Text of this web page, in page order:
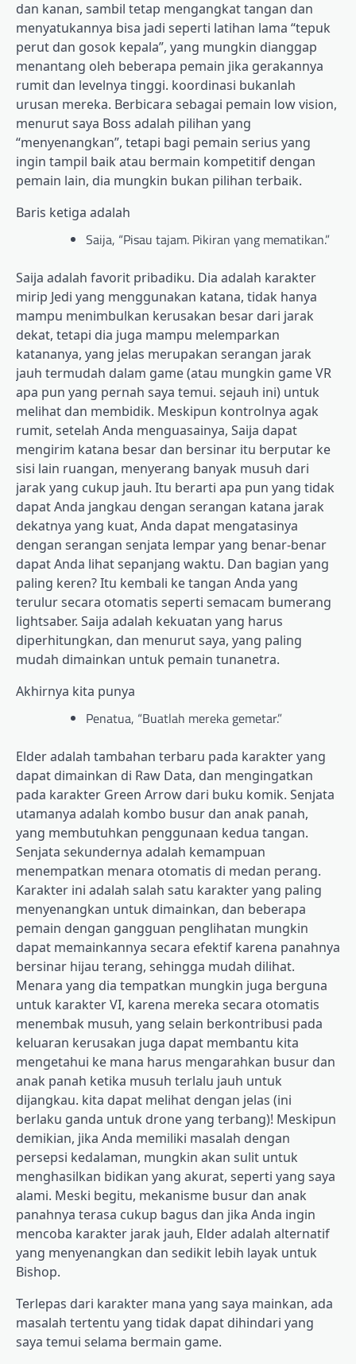
dan kanan, sambil tetap mengangkat tangan dan
menyatukannya bisa jadi seperti latihan lama “tepuk
perut dan gosok kepala”, yang mungkin dianggap
menantang oleh beberapa pemain jika gerakannya
rumit dan levelnya tinggi. koordinasi bukanlah
urusan mereka. Berbicara sebagai pemain low vision,
menurut saya Boss adalah pilihan yang
“menyenangkan”, tetapi bagi pemain serius yang
ingin tampil baik atau bermain kompetitif dengan
pemain lain, dia mungkin bukan pilihan terbaik.
Baris ketiga adalah
Saija, “Pisau tajam. Pikiran yang mematikan.”
Saija adalah favorit pribadiku. Dia adalah karakter
mirip Jedi yang menggunakan katana, tidak hanya
mampu menimbulkan kerusakan besar dari jarak
dekat, tetapi dia juga mampu melemparkan
katananya, yang jelas merupakan serangan jarak
jauh termudah dalam game (atau mungkin game VR
apa pun yang pernah saya temui. sejauh ini) untuk
melihat dan membidik. Meskipun kontrolnya agak
rumit, setelah Anda menguasainya, Saija dapat
mengirim katana besar dan bersinar itu berputar ke
sisi lain ruangan, menyerang banyak musuh dari
jarak yang cukup jauh. Itu berarti apa pun yang tidak
dapat Anda jangkau dengan serangan katana jarak
dekatnya yang kuat, Anda dapat mengatasinya
dengan serangan senjata lempar yang benar-benar
dapat Anda lihat sepanjang waktu. Dan bagian yang
paling keren? Itu kembali ke tangan Anda yang
terulur secara otomatis seperti semacam bumerang
lightsaber. Saija adalah kekuatan yang harus
diperhitungkan, dan menurut saya, yang paling
mudah dimainkan untuk pemain tunanetra.
Akhirnya kita punya
Penatua, “Buatlah mereka gemetar.”
Elder adalah tambahan terbaru pada karakter yang
dapat dimainkan di Raw Data, dan mengingatkan
pada karakter Green Arrow dari buku komik. Senjata
utamanya adalah kombo busur dan anak panah,
yang membutuhkan penggunaan kedua tangan.
Senjata sekundernya adalah kemampuan
menempatkan menara otomatis di medan perang.
Karakter ini adalah salah satu karakter yang paling
menyenangkan untuk dimainkan, dan beberapa
pemain dengan gangguan penglihatan mungkin
dapat memainkannya secara efektif karena panahnya
bersinar hijau terang, sehingga mudah dilihat.
Menara yang dia tempatkan mungkin juga berguna
untuk karakter VI, karena mereka secara otomatis
menembak musuh, yang selain berkontribusi pada
keluaran kerusakan juga dapat membantu kita
mengetahui ke mana harus mengarahkan busur dan
anak panah ketika musuh terlalu jauh untuk
dijangkau. kita dapat melihat dengan jelas (ini
berlaku ganda untuk drone yang terbang)! Meskipun
demikian, jika Anda memiliki masalah dengan
persepsi kedalaman, mungkin akan sulit untuk
menghasilkan bidikan yang akurat, seperti yang saya
alami. Meski begitu, mekanisme busur dan anak
panahnya terasa cukup bagus dan jika Anda ingin
mencoba karakter jarak jauh, Elder adalah alternatif
yang menyenangkan dan sedikit lebih layak untuk
Bishop.
Terlepas dari karakter mana yang saya mainkan, ada
masalah tertentu yang tidak dapat dihindari yang
saya temui selama bermain game.